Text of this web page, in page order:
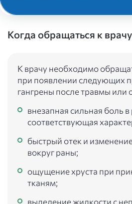
Когда обращаться к врачу
К врачу необходимо
при появлении следующих
гангрены после травмы или
внезапная сильная боль в
соответствующая
быстрый отек и
вокруг раны;
ощущение хруста при
тканям;
выделение жидкости с